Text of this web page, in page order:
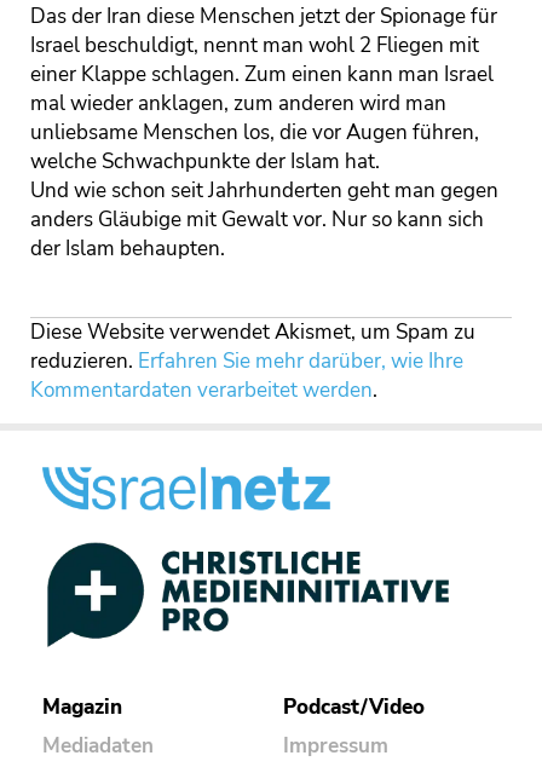
Das der Iran diese Menschen jetzt der Spionage für
Israel beschuldigt, nennt man wohl 2 Fliegen mit
einer Klappe schlagen. Zum einen kann man Israel
mal wieder anklagen, zum anderen wird man
unliebsame Menschen los, die vor Augen führen,
welche Schwachpunkte der Islam hat.
Und wie schon seit Jahrhunderten geht man gegen
anders Gläubige mit Gewalt vor. Nur so kann sich
der Islam behaupten.
Diese Website verwendet Akismet, um Spam zu
reduzieren. Erfahren Sie mehr darüber, wie Ihre
Kommentardaten verarbeitet werden.
Magazin
Mediadaten
Podcast/Video
Impressum